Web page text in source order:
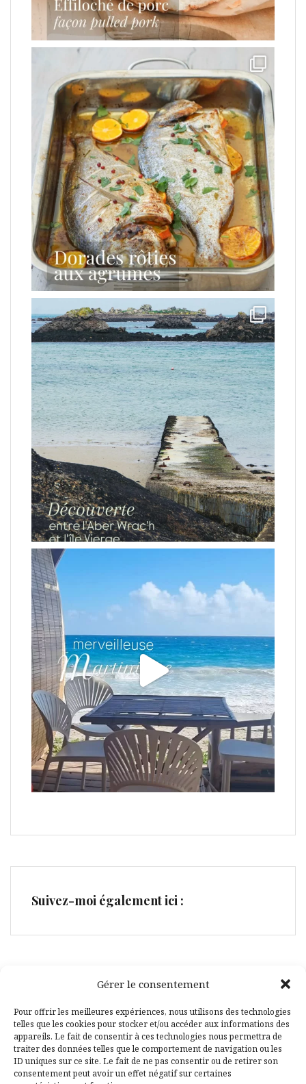
Gérer le consentement
Pour offrir les meilleures expériences, nous utilisons des technologies
telles que les cookies pour stocker et/ou accéder aux informations des
appareils. Le fait de consentir à ces technologies nous permettra de
traiter des données telles que le comportement de navigation ou les
ID uniques sur ce site. Le fait de ne pas consentir ou de retirer son
consentement peut avoir un effet négatif sur certaines
Suivez-moi également ici :
Facebook
Pinterest